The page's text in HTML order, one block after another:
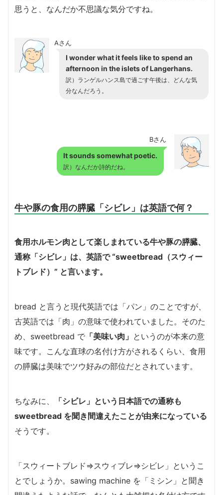
思うと、なんだか不思議な気分ですね。
Aさん
I wonder what it feels like to spend an
afternoon in the islets of Langerhans.
訳）ランゲルハンス島で過ごす午後は、どんな気
分なんだろう。
Bさん
It sounds somewhat poetic.
訳）なんだか詩的だね。
牛や豚の食用の膵臓「シビレ」は英語で何？
食用ホルモン肉として楽しまれている牛や豚の膵臓、
通称「シビレ」は、英語で “sweetbread（スウィー
トブレド）” と言います。
bread と言うと現代英語では「パン」のことですが、
古英語では「肉」の意味で使われていました。そのた
め、sweetbread で 「美味い肉」 というのが本来の意
味です。こんな直球の名付け方がされるくらい、食用
の膵臓は美味でツウ好みの部位だとされています。
ちなみに、
「シビレ」という日本語での通称も
sweetbread を聞き間違えたことが由来になっている
そうです。
「スウィートブレド⇒スウィブレ⇒シビレ」というこ
とでしょうか。sawing machine を「ミシン」と聞き